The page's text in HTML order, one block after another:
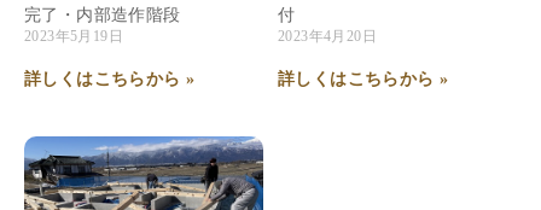
完了・内部造作階段
2023年5月19日
詳しくはこちらから »
付
2023年4月20日
詳しくはこちらから »